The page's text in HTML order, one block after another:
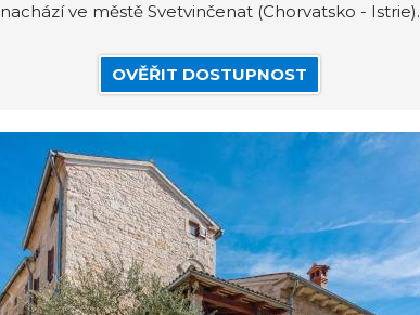
nachází ve městě Svetvinčenat (Chorvatsko - Istrie).
OVĚŘIT DOSTUPNOST